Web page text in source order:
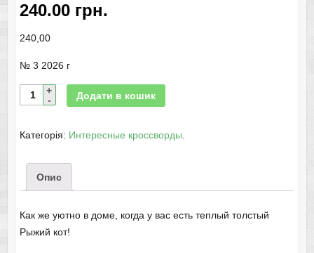
240.00 грн.
240,00
№ 3 2026 г
Додати в кошик
Категорія: Интересные кроссворды
Опис
Как же уютно в доме, когда у вас есть теплый толстый
Рыжий кот!